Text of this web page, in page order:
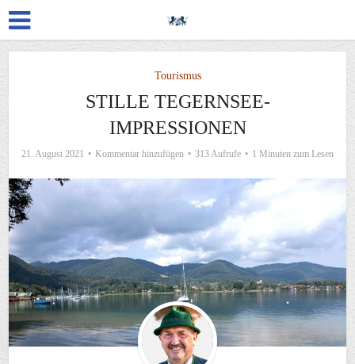
Tourismus
STILLE TEGERNSEE-
IMPRESSIONEN
21. August 2021 Kommentar hinzufügen 313 Aufrufe 1 Minuten zum Lesen